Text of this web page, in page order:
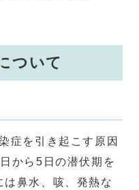
ついて
症を引き起こす原因
から5日の潜伏期を
鼻水、咳、発熱な